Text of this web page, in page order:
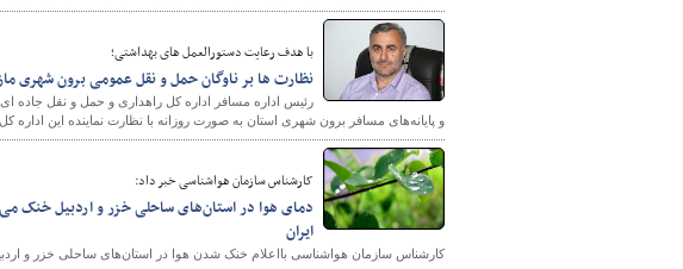
با هدف رعایت دستورالعمل های بهداشتی؛
نظارت ها بر ناوگان حمل و نقل عمومی برون شهری
رئیس اداره مسافر اداره کل راهداری و حمل و نقل جاده
و پایانه‌های مسافر برون شهری استان به صورت روزانه با نظارت نماینده این اداره
کارشناس سازمان هواشناسی خبر داد:
ایران
کارشناس سازمان هواشناسی بااعلام خنک شدن هوا در استان‌های ساحلی خزر و